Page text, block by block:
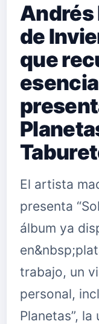
Andrés
de
que
El artista
presenta
álbum ya
trabajo, un
personal,
Planetas”,